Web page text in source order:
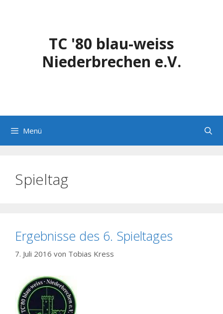
TC '80 blau-weiss
Niederbrechen e.V.
Menü
Spieltag
Ergebnisse des 6. Spieltages
7. Juli 2016 von Tobias Kress